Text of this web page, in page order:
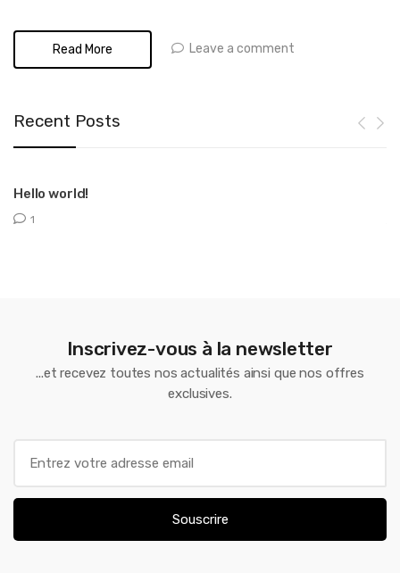
Read More Leave a comment
Recent Posts
Hello world!
1
Inscrivez-vous à la newsletter
...et recevez toutes nos actualités ainsi que nos offres
exclusives.
a
l
Souscrire